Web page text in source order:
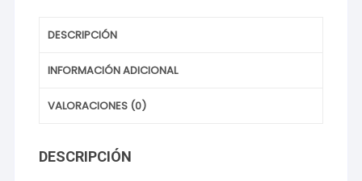
CLUXER
DESCRIPCIÓN
INFORMACIÓN ADICIONAL
VALORACIONES (0)
DESCRIPCIÓN